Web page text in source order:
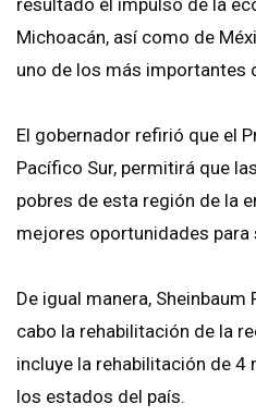
Michoacán, así como de
uno de los más importantes
El gobernador refirió que el
Pacífico Sur, permitirá que
pobres de esta región de la
mejores oportunidades para
De igual manera,
cabo la rehabilitación de la
incluye la rehabilitación de
los estados del país.